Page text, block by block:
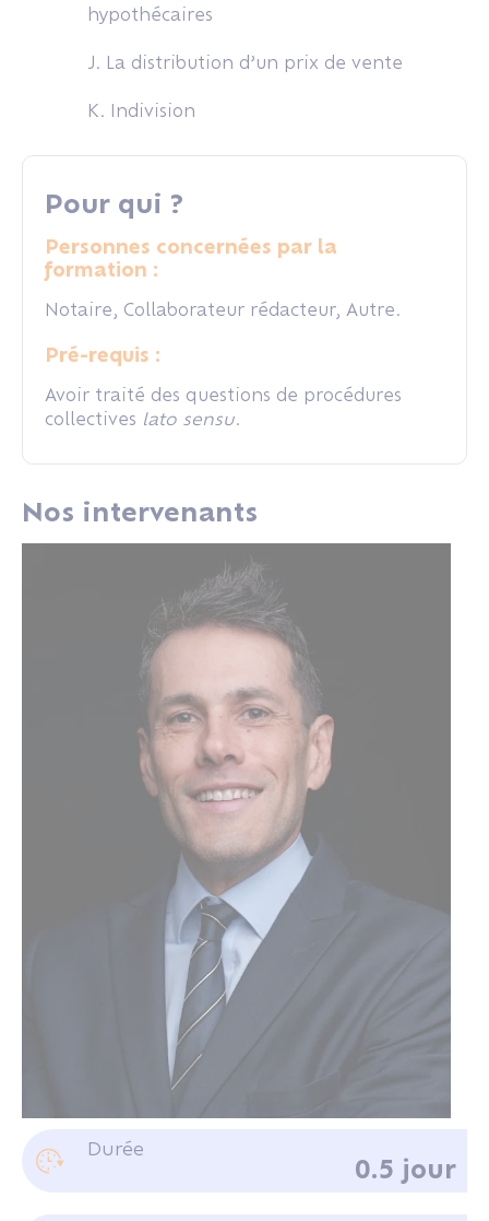
hypothécaires
J. La distribution d’un prix de vente
K. Indivision
Pour qui ?
Personnes concernées par la
formation :
Notaire, Collaborateur rédacteur, Autre.
Pré-requis :
Avoir traité des questions de procédures
collectives lato sensu.
Nos intervenants
M. REVERDY Pierre-Marie
Durée
0.5 jour